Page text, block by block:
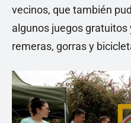
vecinos, que también
algunos juegos
remeras, gorras y